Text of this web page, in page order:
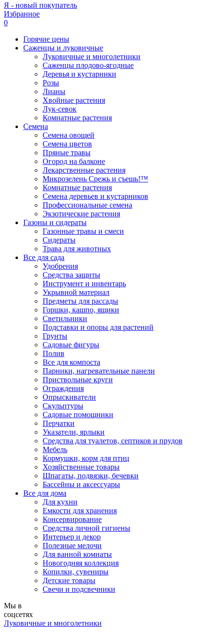
Я - новый покупатель
Избранное
0
Горячие цены
Саженцы и луковичные
Луковичные и многолетники
Саженцы плодово-ягодные
Деревья и кустарники
Розы
Лианы
Хвойные растения
Лук-севок
Комнатные растения
Семена
Семена овощей
Семена цветов
Пряные травы
Огород на балконе
Лекарственные растения
Микрозелень Срежь и съешь!™
Комнатные растения
Семена деревьев и кустарников
Профессиональные семена
Экзотические растения
Газоны и сидераты
Газонные травы и смеси
Сидераты
Трава для животных
Все для сада
Удобрения
Средства защиты
Инструмент и инвентарь
Укрывной материал
Предметы для рассады
Горшки, кашпо, ящики
Светильники
Подставки и опоры для растений
Грунты
Садовые фигуры
Полив
Все для компоста
Парники, нагревательные панели
Приствольные круги
Ограждения
Опрыскиватели
Скульптуры
Садовые помощники
Перчатки
Указатели, ярлыки
Средства для туалетов, септиков и прудов
Мебель
Кормушки, корм для птиц
Хозяйственные товары
Шпагаты, подвязки, бечевки
Бассейны и аксессуары
Все для дома
Для кухни
Емкости для хранения
Консервирование
Средства личной гигиены
Интерьер и декор
Полезные мелочи
Для ванной комнаты
Новогодняя коллекция
Копилки, сувениры
Детские товары
Свечи и подсвечники
Мы в
соцсетях
Луковичные и многолетники